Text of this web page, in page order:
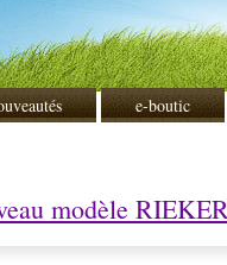
e-boutic
modèle